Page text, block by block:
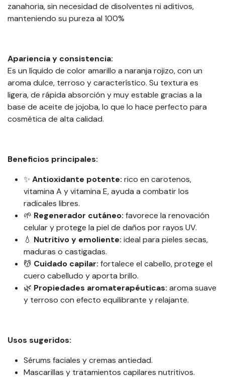
zanahoria, sin necesidad de disolventes ni aditivos,
manteniendo su pureza al 100%
Apariencia y consistencia:
Es un líquido de color amarillo a naranja rojizo, con un
aroma dulce, terroso y característico. Su textura es
ligera, de rápida absorción y muy estable gracias a la
base de aceite de jojoba, lo que lo hace perfecto para
cosmética de alta calidad.
Beneficios principales:
✨ Antioxidante potente: rico en carotenos,
vitamina A y vitamina E, ayuda a combatir los
radicales libres.
🌱 Regenerador cutáneo: favorece la renovación
celular y protege la piel de daños por rayos UV.
💧 Nutritivo y emoliente: ideal para pieles secas,
maduras o castigadas.
💆 Cuidado capilar: fortalece el cabello, protege el
cuero cabelludo y aporta brillo.
🌿 Propiedades aromaterapéuticas: aroma suave
y terroso con efecto equilibrante y relajante.
Usos sugeridos:
Sérums faciales y cremas antiedad.
Mascarillas y tratamientos capilares nutritivos.